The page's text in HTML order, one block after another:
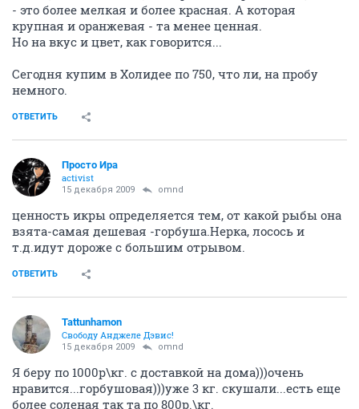
- это более мелкая и более красная. А которая
крупная и оранжевая - та менее ценная.
Но на вкус и цвет, как говорится...
Сегодня купим в Холидее по 750, что ли, на пробу
немного.
ОТВЕТИТЬ
Просто Ира
activist
15 декабря 2009 omnd
ценность икры определяется тем, от какой рыбы она
взята-самая дешевая -горбуша.Нерка, лосось и
т.д.идут дороже с большим отрывом.
ОТВЕТИТЬ
Tattunhamon
Свободу Анджеле Дэвис!
15 декабря 2009 omnd
Я беру по 1000р\кг. с доставкой на дома)))очень
нравится...горбушовая)))уже 3 кг. скушали...есть еще
более соленая так та по 800р.\кг.